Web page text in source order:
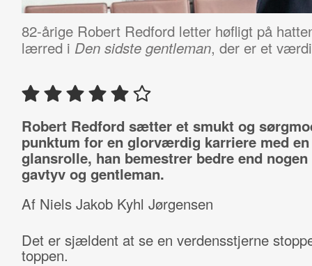
82-årige Robert Redford letter høfligt på
lærred i Den sidste gentleman, der er et
Robert Redford sætter et smukt og
punktum for en glorværdig karriere med en
glansrolle, han bemestrer bedre end nogen
gavtyv og gentleman.
Af Niels Jakob Kyhl Jørgensen
Det er sjældent at se en verdensstjerne
toppen.